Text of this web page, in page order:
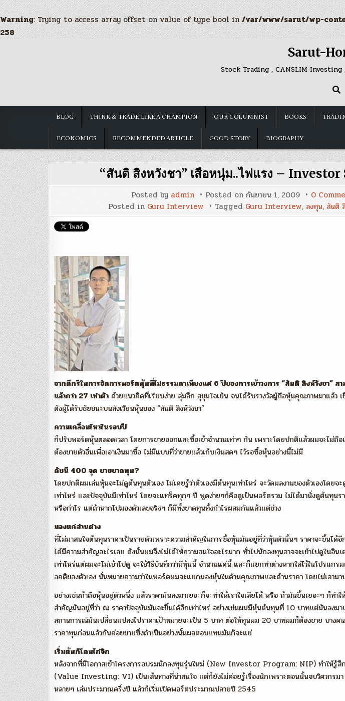
Warning: Trying to access array offset on value of type bool in/var/www/sarut/wp-
258
Sarut-
Stock Trading , CANSLIM Investing ,
BLOG THINK & TRADE LIKE A CHAMPION OUR COLUMNIST BOOKS
ECONOMICS RECOMMENDED ARTICLE GOOD STORY BIOGRAPHY
“สันติ สิงหวังชา” เสือหนุ่ม..ไฟแรง –
Posted by admin Posted on กันยายน 1, 2009 0
Posted in Guru Interview Tagged Guru Interview, ลงทุน, สันติ
จากดีกรีในการจัดการพอร์ตหุ้นที่ไม่ธรรมดาเพียงแค่ 6 ปีของการเข้าวงการ “สันติ สิงห์วังชา” ส
แล้วกว่า 27 เท่าตัว ด้วยแนวคิดที่เรียบง่าย ลุ่มลึก สุขุมใจเย็น จนได้รับรางวัลผู้ถือหุ้นคุณภาพมาแล้ว
ดังผู้ได้รับชัยชนะบนสังเวียนหุ้นของ “สันติ สิงห์วังชา”
ความเคลื่อนไหวในรอบปี
ก็ปรับพอร์ตหุ้นตลอดเวลา โดยการขายออกและซื้อเข้าจำนวนเท่าๆ กัน เพราะโดยปกติแล้วผมจะไม่ถื
ต้องขายตัวอื่นเพื่อเอาเงินมาซื้อ ไม่มีแบบที่ว่าขายแล้วเก็บเงินสดๆ ไว้รอซื้อหุ้นอย่างนี้ไม่มี
ดัชนี 400 จุด ขายขาดทุน?
โดยปกติผมเล่นหุ้นจะไม่ดูต้นทุนตัวเอง ไม่เคยรู้ว่าตัวเองมีต้นทุนเท่าไหร่ จะวัดผลงานของตัวเองโดย
เท่าไหร่ และปัจจุบันมีเท่าไหร่ โดยจะแทร็คทุกๆ ปี พูดง่ายๆก็คือดูเป็นพอร์ตรวม ไม่ได้มานั่งดูต้นทุนรา
หรือกำไร แต่ถ้าหากไปมองตัวเลขจริงๆ ก็มีทั้งขาดทุนทั้งกำไรผสมกันแล้วแต่ช่วง
มองแค่ส่วนต่าง
ที่ไม่มาสนใจต้นทุนราคาเป็นรายตัวเพราะความสำคัญในการซื้อหุ้นมันอยู่ที่ว่าหุ้นตัวนั้นๆ ราคาจะขึ้นได้อี
ได้มีความสำคัญอะไรเลย ดังนั้นผมจึงไม่ได้ให้ความสนใจอะไรมาก ทั่วไปนักลงทุนอาจจะเข้าไปดูในอินเ
เท่าไหร่แต่ผมจะไม่เข้าไปดู จะใช้วิธีบันทึกว่ามีหุ้นนี้ จำนวนแค่นี้ และก็แยกทำต่างหากใส่ไว้ในโปรแกร
อคติของตัวเอง นั่นหมายความว่าในพอร์ตผมจะแยกมองหุ้นในด้านคุณภาพและด้านราคา โดยไม่เอาม
อย่างเช่นถ้าถือหุ้นอยู่ตัวหนึ่ง แล้วราคามันลงมาเยอะก็จะทำให้เราใจเสียได้ หรือ ถ้ามันขึ้นเยอะๆ ก็ทำ
สำคัญมันอยู่ที่ว่า ณ ราคาปัจจุบันมันจะขึ้นได้อีกเท่าไหร่ อย่างเช่นผมมีหุ้นต้นทุนที่ 10 บาทแต่มันลงมา
สถานการณ์มันเปลี่ยนแปลงไปราคาเป้าหมายจะเป็น 5 บาท ต่อให้ทุนผม 20 บาทผมก็ต้องขาย บางค
ราคาทุนก่อนแล้วกันค่อยขายซึ่งถ้าเป็นอย่างนั้นผลตอบแทนมันก็จะแย่
เริ่มต้นก็โดนไก่จิก
หลังจากที่มีโอกาสเข้าโครงการอบรมนักลงทุนรุ่นใหม่ (New Investor Program: NIP) ทำให้รู้สึ
(Value Investing: VI) เป็นเส้นทางที่น่าสนใจ แต่ก็ยังไม่ค่อยรู้เรื่องนักเพราะตอนนั้นจบวิศวกรมา
หลายๆ เล่มประมาณครึ่งปี แล้วก็เริ่มเปิดพอร์ตประมาณปลายปี 2545